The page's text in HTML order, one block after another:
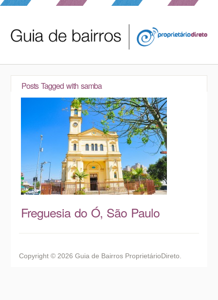
Posts Tagged with samba
Freguesia do Ó, São Paulo
Copyright © 2026 Guia de Bairros ProprietárioDireto.